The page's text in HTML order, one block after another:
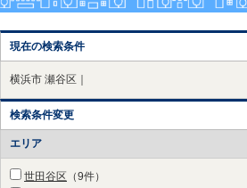
現在の検索条件
横浜市 瀬谷区｜
検索条件変更
エリア
世田谷区 （9件）